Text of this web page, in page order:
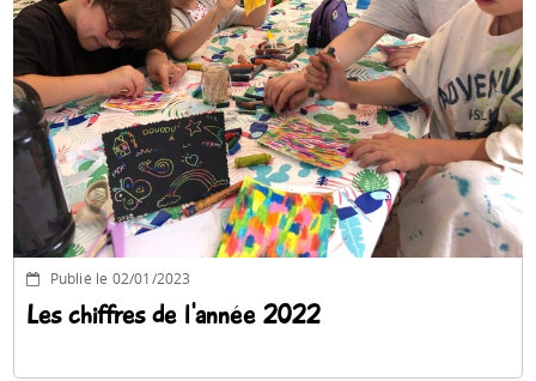
Espace anims
Publié le 02/01/2023
Les chiffres de l'année 2022